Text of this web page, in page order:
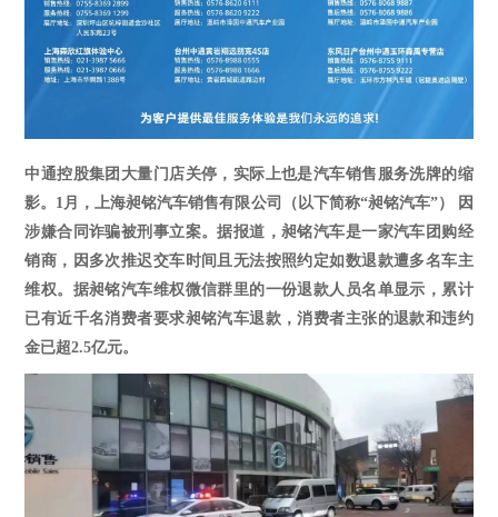
中通控股集团大量门店关停，实际上也是汽车销售服务洗牌的缩
影。 1 月，上海昶铭汽车销售有限公司（以下简称“昶铭汽车”） 因
涉嫌合同诈骗被刑事立案。据报道，昶铭汽车是一家汽车团购经
销商，因多次推迟交车时间且无法按照约定如数退款遭多名车主
维权。据昶铭汽车维权微信群里的一份退款人员名单显示，累计
已有近千名消费者要求昶铭汽车退款，消费者主张的退款和违约
金已超2.5亿元。